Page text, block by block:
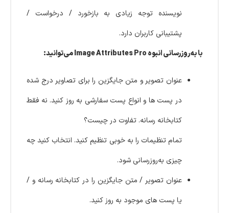
نویسنده توجه زیادی به بازخورد / درخواست /
پشتیبانی کاربران دارد.
با به‌روزرسانی انبوه Image Attributes Pro می‌توانید:
عنوان تصویر و متن جایگزین را برای تصاویر درج شده
در پست ها و انواع پست سفارشی به روز کنید. نه فقط
کتابخانه رسانه. تفاوت در چیست؟
تمام تنظیمات را به خوبی تنظیم کنید. انتخاب کنید چه
چیزی به‌روزرسانی شود.
عنوان تصویر / متن جایگزین را در کتابخانه رسانه و /
یا پست های موجود به روز کنید.